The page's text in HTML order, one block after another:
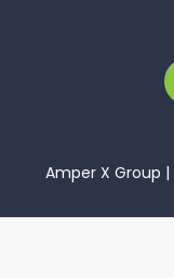
Amper X Group